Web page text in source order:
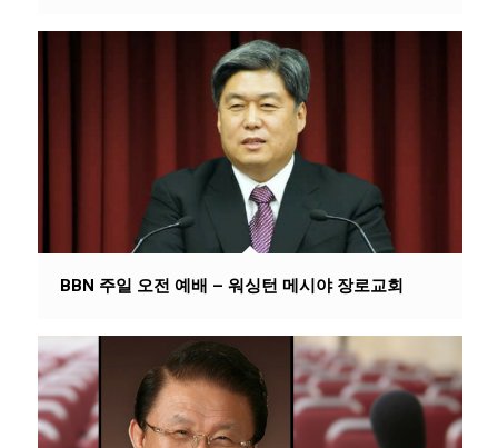
BBN 주일 오전 예배 – 워싱턴 메시야 장로교회